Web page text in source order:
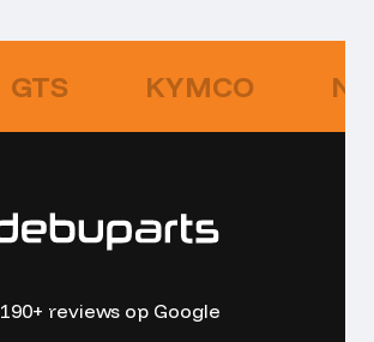
GTS KYMCO
190+ reviews op Google